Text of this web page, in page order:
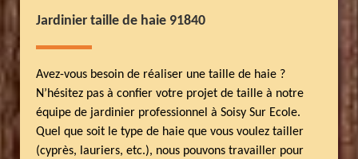
Jardinier taille de haie 91840
Avez-vous besoin de réaliser une taille de haie ?
N’hésitez pas à confier votre projet de taille à notre
équipe de jardinier professionnel à Soisy Sur Ecole.
Quel que soit le type de haie que vous voulez tailler
(cyprès, lauriers, etc.), nous pouvons travailler pour